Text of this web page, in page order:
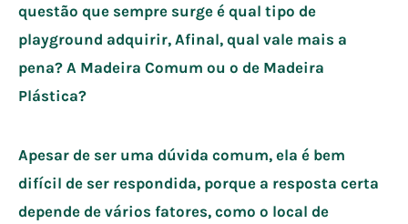
questão que sempre surge é qual tipo de
playground adquirir, Afinal, qual vale mais a
pena? A Madeira Comum ou o de Madeira
Plástica?
Apesar de ser uma dúvida comum, ela é bem
difícil de ser respondida, porque a resposta certa
depende de vários fatores, como o local de